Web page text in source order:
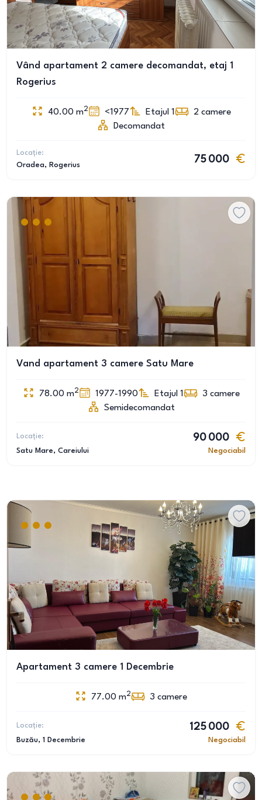
Vând apartament 2 camere decomandat, etaj 1
Rogerius
40.00 m2 <1977 Etajul 1 2 camere
Decomandat
Locație:
Oradea, Rogerius
75 000
Vand apartament 3 camere Satu Mare
78.00 m2 1977-1990 Etajul 1 3 camere
Semidecomandat
Locație:
Satu Mare, Careiului
90 000
Negociabil
Apartament 3 camere 1 Decembrie
77.00 m2 3 camere
Locație:
Buzău, 1 Decembrie
125 000
Negociabil